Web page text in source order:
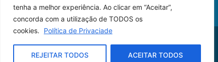
tenha a melhor experiência. Ao clicar em “Aceitar”,
concorda com a utilização de TODOS os
cookies.
Política de Privaciade
REJEITAR TODOS ACEITAR TODOS
direitos reservados.